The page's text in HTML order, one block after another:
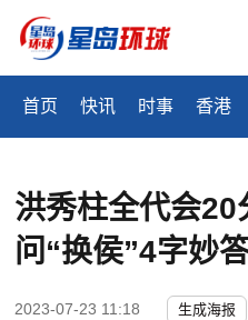
首页 快讯 时事 香港
洪秀柱全代会20
问“换侯”4字妙
2023-07-23 11:18 生成海报